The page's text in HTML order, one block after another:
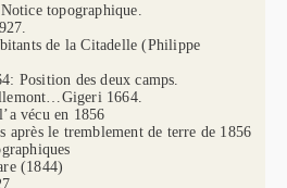
topographique.
de la Citadelle (Philippe
Position des deux camps.
1664.
vécu en 1856
après le tremblement de terre de 1856
(1844)